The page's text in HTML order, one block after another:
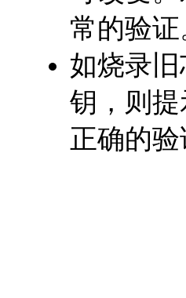
常的验证
如烧录
钥，则
正确的